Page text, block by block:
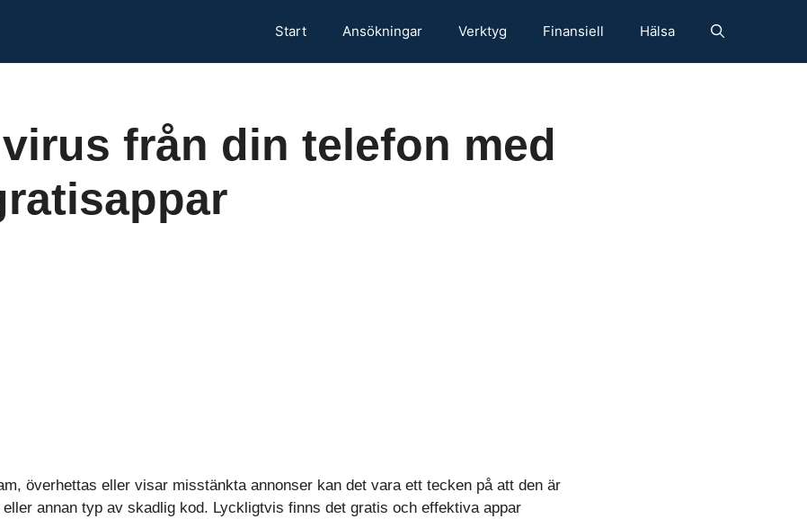
Start Ansökningar Verktyg Finansiell Hälsa
från din telefon med
överhettas eller visar misstänkta annonser kan det vara ett tecken på att den är
annan typ av skadlig kod. Lyckligtvis finns det gratis och effektiva appar